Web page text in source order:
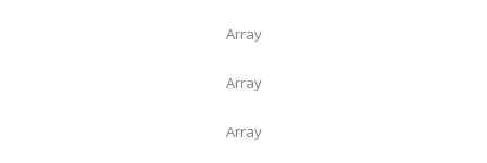
Array
Array
Array